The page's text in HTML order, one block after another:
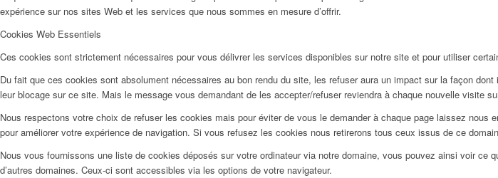
expérience sur nos sites Web et les services que nous sommes en mesure d’offrir.
Cookies Web Essentiels
Ces cookies sont strictement nécessaires pour vous délivrer les services disponibles sur notre site et pour utiliser
Du fait que ces cookies sont absolument nécessaires au bon rendu du site, les refuser aura un impact sur la façon
leur blocage sur ce site. Mais le message vous demandant de les accepter/refuser reviendra à chaque nouvelle visite
Nous respectons votre choix de refuser les cookies mais pour éviter de vous le demander à chaque page laissez
pour améliorer votre expérience de navigation. Si vous refusez les cookies nous retirerons tous ceux issus de ce
Nous vous fournissons une liste de cookies déposés sur votre ordinateur via notre domaine, vous pouvez ainsi voir
d’autres domaines. Ceux-ci sont accessibles via les options de votre navigateur.